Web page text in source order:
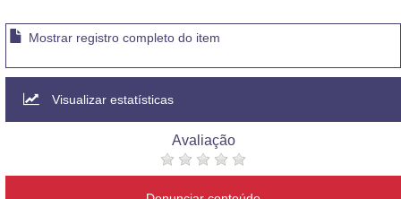
Mostrar registro completo do item
Visualizar estatísticas
Avaliação